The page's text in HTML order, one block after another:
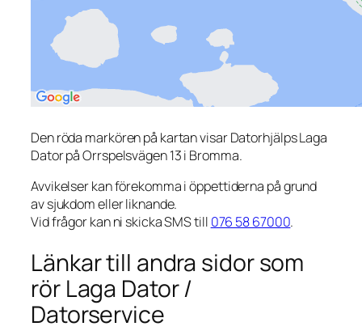
Den röda markören på kartan visar Datorhjälps Laga
Dator på Orrspelsvägen 13 i Bromma.
Avvikelser kan förekomma i öppettiderna på grund
av sjukdom eller liknande.
Vid frågor kan ni skicka SMS till 076 58 67000.
Länkar till andra sidor som
rör Laga Dator /
Datorservice